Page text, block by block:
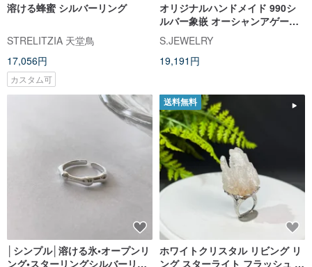
溶ける蜂蜜 シルバーリング
STRELITZIA 天堂鳥
17,056円
カスタム可
オリジナルハンドメイド 990シ
ルバー象嵌 オーシャンアゲート
純銀 オープンリング 香港サイズ
8-10号
S.JEWELRY
19,191円
│シンプル│溶ける氷•オープンリ
ング•スターリングシルバーリン
送料無料
ホワイトクリスタル リビング リ
ング スターライト フラッシュ ピ